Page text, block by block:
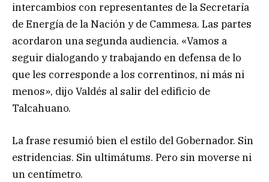
intercambios con representantes de la Secretaría
de Energía de la Nación y de Cammesa. Las partes
acordaron una segunda audiencia. «Vamos a
seguir dialogando y trabajando en defensa de lo
que les corresponde a los correntinos, ni más ni
menos», dijo Valdés al salir del edificio de
Talcahuano.
La frase resumió bien el estilo del Gobernador. Sin
estridencias. Sin ultimátums. Pero sin moverse ni
un centímetro.